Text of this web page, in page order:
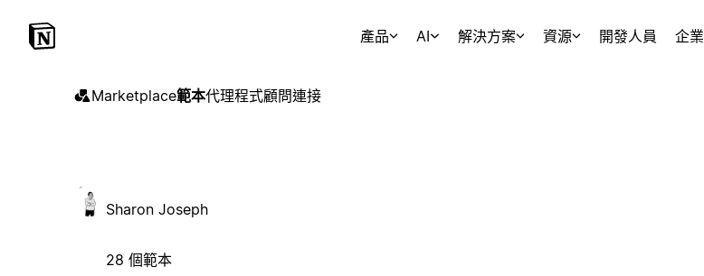
產品 AI 解決方案 資源 開發人員 企業
Marketplace範本代理程式顧問連接
Sharon Joseph
28 個範本